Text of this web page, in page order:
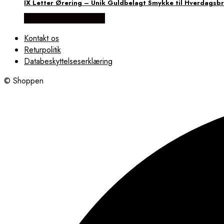
IX Letter Ørering – Unik Guldbelagt Smykke til
Kontakt os
Returpolitik
Databeskyttelseserklæring
© Shoppen